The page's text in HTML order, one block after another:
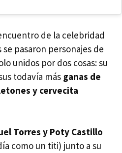
de la celebridad
pasaron personajes de
unidos por dos cosas: su
todavía más ganas de
y cervecita
Torres y Poty Castillo
como un titi) junto a su